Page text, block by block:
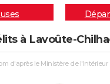
à Lavoûte-
d'après le Ministère de l'Intérieur